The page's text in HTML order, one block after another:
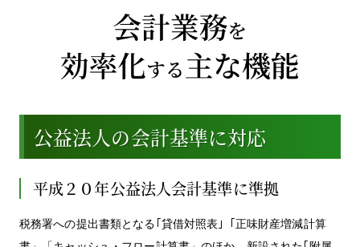
公益法人の会計基準に対応
平成２０年公益法人会計基準に準拠
税務署への提出書類となる｢貸借対照表｣「正味財産増減計算